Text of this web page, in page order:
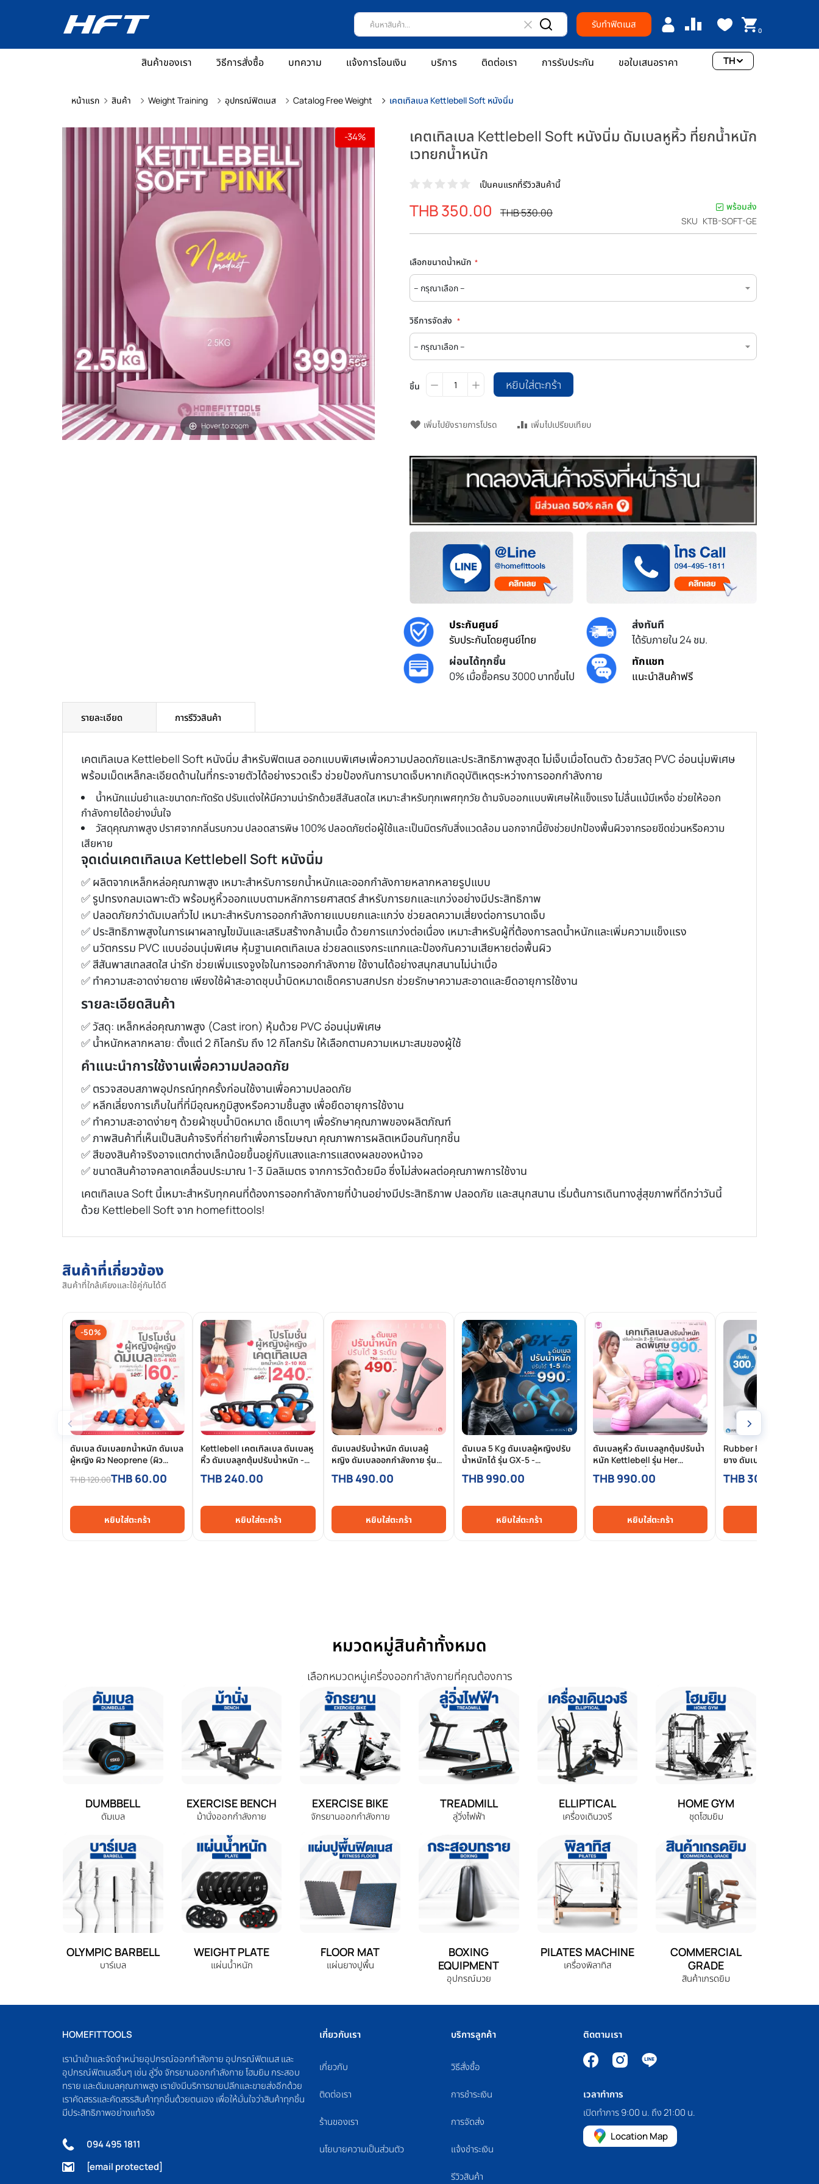
รับทำฟิตเนส 0
สินค้าของเรา วิธีการสั่งซื้อ บทความ แจ้งการโอนเงิน บริการ ติดต่อเรา การรับประกัน ขอใบเสนอราคา TH
หน้าแรก สินค้า Weight Training อุปกรณ์ฟิตเนส Catalog Free Weight เคตเทิลเบล Kettlebell Soft หนังนิ่ม
Hover to zoom
-34%
เคตเทิลเบล Kettlebell Soft หนังนิ่ม ดัมเบลหูหิ้ว ที่ยกน้ำหนัก
เวทยกน้ำหนัก
เป็นคนแรกที่รีวิวสินค้านี้
ราคา
THB 350.00 ราคา
ปรกติ
THB 530.00
พร้อมส่ง
SKU KTB-SOFT-GE
เลือกขนาดน้ำหนัก
วิธีการจัดส่ง
ชิ้น หยิบใส่ตะกร้า
เพิ่มไปยังรายการโปรด เพิ่มไปเปรียบเทียบ
ประกันศูนย์
รับประกันโดยศูนย์ไทย
ส่งทันที
ได้รับภายใน 24 ชม.
ผ่อนได้ทุกชิ้น
0% เมื่อซื้อครบ 3000 บาทขึ้นไป
ทักแชท
แนะนำสินค้าฟรี
รายละเอียด
เคตเทิลเบล Kettlebell Soft หนังนิ่ม สำหรับฟิตเนส ออกแบบพิเศษเพื่อความปลอดภัยและประสิทธิภาพสูงสุด ไม่เจ็บเมื่อโดนตัว ด้วยวัสดุ PVC อ่อนนุ่มพิเศษ
พร้อมเม็ดเหล็กละเอียดด้านในที่กระจายตัวได้อย่างรวดเร็ว ช่วยป้องกันการบาดเจ็บหากเกิดอุบัติเหตุระหว่างการออกกำลังกาย
น้ำหนักแม่นยำและขนาดกะทัดรัด ปรับแต่งให้มีความน่ารักด้วยสีสันสดใส เหมาะสำหรับทุกเพศทุกวัย ด้ามจับออกแบบพิเศษให้แข็งแรง ไม่ลื่นแม้มีเหงื่อ ช่วยให้ออก
กำลังกายได้อย่างมั่นใจ
วัสดุคุณภาพสูง ปราศจากกลิ่นรบกวน ปลอดสารพิษ 100% ปลอดภัยต่อผู้ใช้และเป็นมิตรกับสิ่งแวดล้อม นอกจากนี้ยังช่วยปกป้องพื้นผิวจากรอยขีดข่วนหรือความ
เสียหาย
จุดเด่นเคตเทิลเบล Kettlebell Soft หนังนิ่ม
✅ ผลิตจากเหล็กหล่อคุณภาพสูง เหมาะสำหรับการยกน้ำหนักและออกกำลังกายหลากหลายรูปแบบ
✅ รูปทรงกลมเฉพาะตัว พร้อมหูหิ้วออกแบบตามหลักการยศาสตร์ สำหรับการยกและแกว่งอย่างมีประสิทธิภาพ
✅ ปลอดภัยกว่าดัมเบลทั่วไป เหมาะสำหรับการออกกำลังกายแบบยกและแกว่ง ช่วยลดความเสี่ยงต่อการบาดเจ็บ
✅ ประสิทธิภาพสูงในการเผาผลาญไขมันและเสริมสร้างกล้ามเนื้อ ด้วยการแกว่งต่อเนื่อง เหมาะสำหรับผู้ที่ต้องการลดน้ำหนักและเพิ่มความแข็งแรง
✅ นวัตกรรม PVC แบบอ่อนนุ่มพิเศษ หุ้มฐานเคตเทิลเบล ช่วยลดแรงกระแทกและป้องกันความเสียหายต่อพื้นผิว
✅ สีสันพาสเทลสดใส น่ารัก ช่วยเพิ่มแรงจูงใจในการออกกำลังกาย ใช้งานได้อย่างสนุกสนานไม่น่าเบื่อ
✅ ทำความสะอาดง่ายดาย เพียงใช้ผ้าสะอาดชุบน้ำบิดหมาดเช็ดคราบสกปรก ช่วยรักษาความสะอาดและยืดอายุการใช้งาน
รายละเอียดสินค้า
✅ วัสดุ: เหล็กหล่อคุณภาพสูง (Cast iron) หุ้มด้วย PVC อ่อนนุ่มพิเศษ
✅ น้ำหนักหลากหลาย: ตั้งแต่ 2 กิโลกรัม ถึง 12 กิโลกรัม ให้เลือกตามความเหมาะสมของผู้ใช้
คำแนะนำการใช้งานเพื่อความปลอดภัย
✅ ตรวจสอบสภาพอุปกรณ์ทุกครั้งก่อนใช้งานเพื่อความปลอดภัย
✅ หลีกเลี่ยงการเก็บในที่ที่มีอุณหภูมิสูงหรือความชื้นสูง เพื่อยืดอายุการใช้งาน
✅ ทำความสะอาดง่ายๆ ด้วยผ้าชุบน้ำบิดหมาด เช็ดเบาๆ เพื่อรักษาคุณภาพของผลิตภัณฑ์
✅ ภาพสินค้าที่เห็นเป็นสินค้าจริงที่ถ่ายทำเพื่อการโฆษณา คุณภาพการผลิตเหมือนกันทุกชิ้น
✅ สีของสินค้าจริงอาจแตกต่างเล็กน้อยขึ้นอยู่กับแสงและการแสดงผลของหน้าจอ
✅ ขนาดสินค้าอาจคลาดเคลื่อนประมาณ 1-3 มิลลิเมตร จากการวัดด้วยมือ ซึ่งไม่ส่งผลต่อคุณภาพการใช้งาน
เคตเทิลเบล Soft นี้เหมาะสำหรับทุกคนที่ต้องการออกกำลังกายที่บ้านอย่างมีประสิทธิภาพ ปลอดภัย และสนุกสนาน เริ่มต้นการเดินทางสู่สุขภาพที่ดีกว่าวันนี้
ด้วย Kettlebell Soft จาก homefittools!
การรีวิวสินค้า
สินค้าที่เกี่ยวข้อง
สินค้าที่ใกล้เคียงและใช้คู่กันได้ดี
‹
-50%
ดัมเบล ดัมเบลยกน้ำหนัก ดัมเบล
ผู้หญิง ผิว Neoprene (ผิว
THB 120.00THB 60.00
หยิบใส่ตะกร้า
Kettlebell เคตเทิลเบล ดัมเบลหู
หิ้ว ดัมเบลลูกตุ้มปรับน้ำหนัก -
THB 240.00
หยิบใส่ตะกร้า
ดัมเบลปรับน้ำหนัก ดัมเบลผู้
หญิง ดัมเบลออกกำลังกาย รุ่น
THB 490.00
หยิบใส่ตะกร้า
ดัมเบล 5 Kg ดัมเบลผู้หญิงปรับ
น้ำหนักได้ รุ่น GX-5 -
THB 990.00
หยิบใส่ตะกร้า
ดัมเบลหูหิ้ว ดัมเบลลูกตุ้มปรับน้ำ
หนัก Kettlebell รุ่น Her
2.2/3.6/4/5.4 กิโลกรัม |
THB 990.00
หยิบใส่ตะกร้า
Rubber Fix Dumbbell ดั
ยาง ดัมเบลฟิกน้ำหนัก |
THB 300.00
›
หมวดหมู่สินค้าทั้งหมด
เลือกหมวดหมู่เครื่องออกกำลังกายที่คุณต้องการ
DUMBBELL
ดัมเบล
EXERCISE BENCH
ม้านั่งออกกำลังกาย
EXERCISE BIKE
จักรยานออกกำลังกาย
TREADMILL
ลู่วิ่งไฟฟ้า
ELLIPTICAL
เครื่องเดินวงรี
HOME GYM
ชุดโฮมยิม
OLYMPIC BARBELL
บาร์เบล
WEIGHT PLATE
แผ่นน้ำหนัก
FLOOR MAT
แผ่นยางปูพื้น
BOXING
EQUIPMENT
อุปกรณ์มวย
PILATES MACHINE
เครื่องพิลาทิส
COMMERCIAL
GRADE
สินค้าเกรดยิม
HOMEFITTOOLS
เรานำเข้าและจัดจำหน่ายอุปกรณ์ออกกำลังกาย อุปกรณ์ฟิตเนส และ
อุปกรณ์ฟิตเนสอื่นๆ เช่น ลู่วิ่ง จักรยานออกกำลังกาย โฮมยิม กระสอบ
ทราย และดัมเบลคุณภาพสูง เรายังมีบริการขายปลีกและขายส่งอีกด้วย
เราคัดสรรและคัดสรรสินค้าทุกชิ้นด้วยตนเอง เพื่อให้มั่นใจว่าสินค้าทุกชิ้น
มีประสิทธิภาพอย่างแท้จริง
094 495 1811
[email protected]
เกี่ยวกับเรา
เกี่ยวกับ
ติดต่อเรา
ร้านของเรา
นโยบายความเป็นส่วนตัว
บริการลูกค้า
วิธีสั่งซื้อ
การชำระเงิน
การจัดส่ง
แจ้งชำระเงิน
รีวิวสินค้า
ติดตามเรา
เวลาทำการ
เปิดทำการ 9:00 น. ถึง 21:00 น.
Location Map